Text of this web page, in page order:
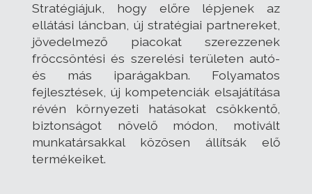
Stratégiájuk, hogy előre lépjenek az
ellátási láncban, új stratégiai partnereket,
jövedelmező piacokat szerezzenek
fröccsöntési és szerelési területen autó-
és más iparágakban. Folyamatos
fejlesztések, új kompetenciák elsajátítása
révén környezeti hatásokat csökkentő,
biztonságot növelő módon, motivált
munkatársakkal közösen állítsák elő
termékeiket.